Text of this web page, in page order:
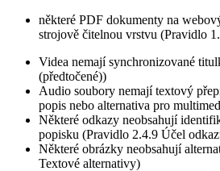
některé PDF dokumenty na
strojově čitelnou vrstvu (Pravidlo
Videa nemají synchronizované
(předtočené))
Audio soubory nemají textový
popis nebo alternativa pro
Některé odkazy neobsahují
popisku (Pravidlo 2.4.9 Účel
Některé obrázky neobsahují
Textové alternativy)